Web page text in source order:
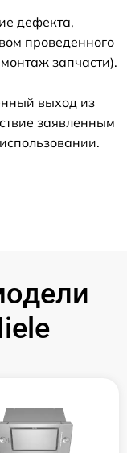
дефекта,
проведенного
запчасти).
выход из
заявленным